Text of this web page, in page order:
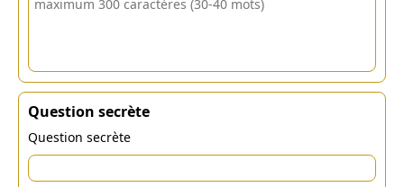
Question secrète
Question secrète